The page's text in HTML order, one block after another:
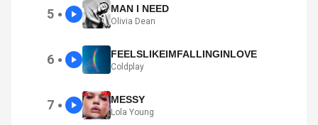
5 ● MAN I NEED
Olivia Dean
6 ● FEELSLIKEIMFALLINGINLOVE
Coldplay
7 ● MESSY
Lola Young